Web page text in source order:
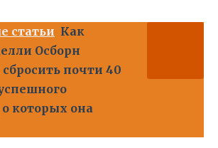
статьи Как
Осборн
почти 40
которых она